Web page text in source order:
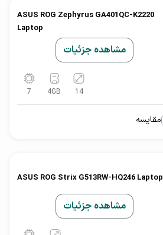
14
4GB
7
ASUS ROG Zephyrus GA401QC-K2220
Laptop
مشاهده جزئیات
مقایسه
ASUS ROG Strix G513RW-HQ246 Laptop
مشاهده جزئیات